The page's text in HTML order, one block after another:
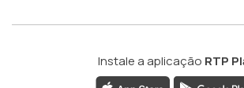
Instale a aplicação RTP